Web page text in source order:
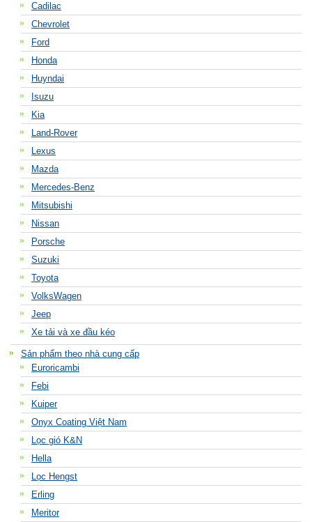
Cadilac
Chevrolet
Ford
Honda
Huyndai
Isuzu
Kia
Land-Rover
Lexus
Mazda
Mercedes-Benz
Mitsubishi
Nissan
Porsche
Suzuki
Toyota
VolksWagen
Jeep
Xe tải và xe đầu kéo
Sản phẩm theo nhà cung cấp
Euroricambi
Febi
Kuiper
Onyx Coating Việt Nam
Lọc gió K&N
Hella
Lọc Hengst
Erling
Meritor